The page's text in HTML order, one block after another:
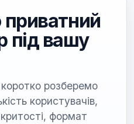
під вашу
розберемо
користувачів,
формат